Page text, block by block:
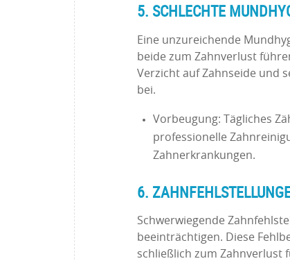
5. SCHLECHTE
Eine unzureichende
beide zum Zahnverlust
Verzicht auf Zahnseide und
bei.
Vorbeugung: Tägliches
professionelle
Zahnerkrankungen.
6.
Schwerwiegende
beeinträchtigen. Diese
schließlich zum Zahnverlust